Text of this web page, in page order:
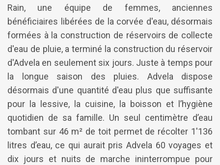
Rain, une équipe de femmes, anciennes
bénéficiaires libérées de la corvée d'eau, désormais
formées à la construction de réservoirs de collecte
d'eau de pluie, a terminé la construction du réservoir
d'Advela en seulement six jours. Juste à temps pour
la longue saison des pluies. Advela dispose
désormais d'une quantité d'eau plus que suffisante
pour la lessive, la cuisine, la boisson et l’hygiène
quotidien de sa famille. Un seul centimètre d’eau
tombant sur 46 m² de toit permet de récolter 1'136
litres d’eau, ce qui aurait pris Advela 60 voyages et
dix jours et nuits de marche ininterrompue pour